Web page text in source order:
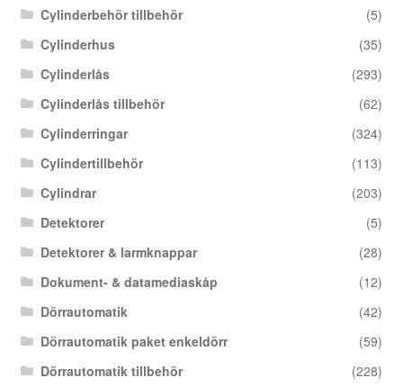
Cylinderbehör tillbehör
(5)
Cylinderhus
(35)
Cylinderlås
(293)
Cylinderlås tillbehör
(62)
Cylinderringar
(324)
Cylindertillbehör
(113)
Cylindrar
(203)
Detektorer
(5)
Detektorer & larmknappar
(28)
Dokument- & datamediaskåp
(12)
Dörrautomatik
(42)
Dörrautomatik paket enkeldörr
(59)
Dörrautomatik tillbehör
(228)